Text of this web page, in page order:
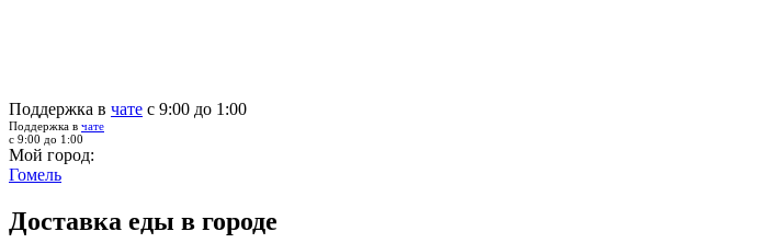
Поддержка в чате с 9:00 до 1:00
Поддержка в чате
с 9:00 до 1:00
Мой город:
Гомель
Доставка еды в городе